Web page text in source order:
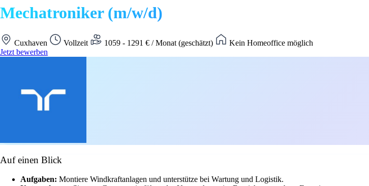
Mechatroniker (m/w/d)
Cuxhaven Vollzeit 1059 - 1291 € / Monat (geschätzt)
Kein Homeoffice möglich
Jetzt bewerben
Auf einen Blick
Aufgaben: Montiere Windkraftanlagen und unterstütze bei Wartung und Logistik.